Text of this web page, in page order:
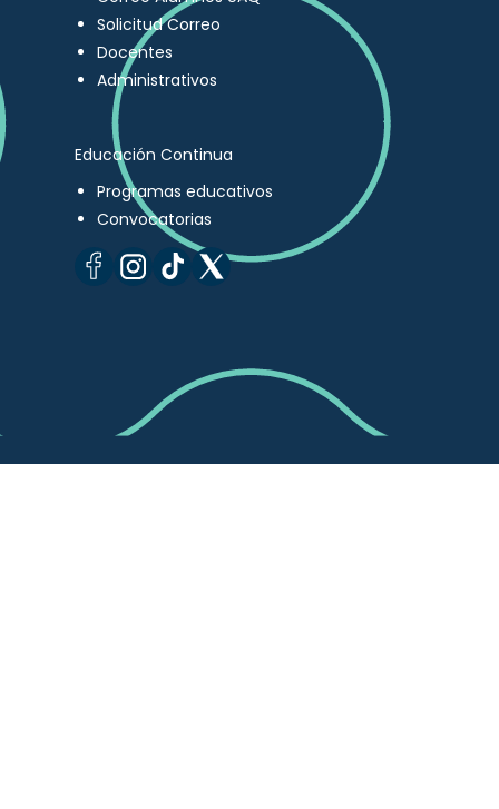
Solicitud Correo
Docentes
Administrativos
Educación Continua
Programas educativos
Convocatorias